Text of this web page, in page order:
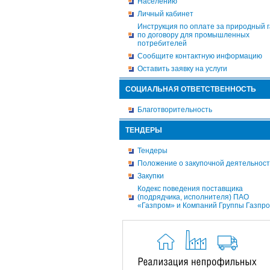
Личный кабинет
Инструкция по оплате за природный
по договору для промышленных
потребителей
Сообщите контактную информацию
Оставить заявку на услуги
СОЦИАЛЬНАЯ ОТВЕТСТВЕННОСТЬ
Благотворительность
ТЕНДЕРЫ
Тендеры
Положение о закупочной
Закупки
Кодекс поведения поставщика
(подрядчика, исполнителя) ПАО
«Газпром» и Компаний Группы